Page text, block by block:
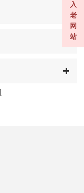
入
老
网
站